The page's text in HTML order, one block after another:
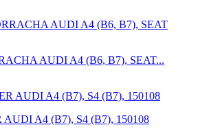
AUDI A4 (B6, B7), SEAT...
A4 (B7), S4 (B7), 150108